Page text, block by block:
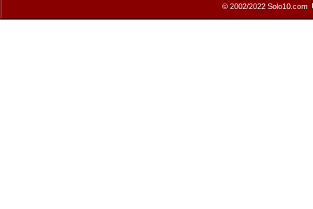
© 2002/2022 Solo10.com